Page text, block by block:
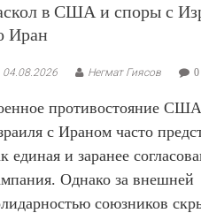
в США и споры с
Иран
04.08.2026 Негмат Гиясов 0
противостояние
с Ираном часто
единая и заранее
Однако за внешней
союзников